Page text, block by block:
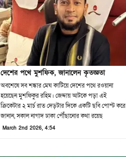
দেশের পথে মুশফিক, জানালেন কৃতজ্ঞতা
অবশেষে সব শঙ্কার মেঘ কাটিয়ে দেশের পথে রওয়ানা
হয়েছেন মুশফিকুর রহিম। জেদ্দায় আটকে পড়া এই
ক্রিকেটার ২ মার্চ রাত দেড়টার দিকে একটি ছবি পোস্ট করে
জানান, সকাল নাগাদ ঢাকা পৌঁছানোর কথা রয়েছ
March 2nd 2026, 4:54